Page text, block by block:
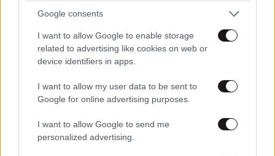
Google consents
I want to allow Google to enable storage
related to advertising like cookies on web or
device identifiers in apps.
I want to allow my user data to be sent to
Google for online advertising purposes.
I want to allow Google to send me
personalized advertising.